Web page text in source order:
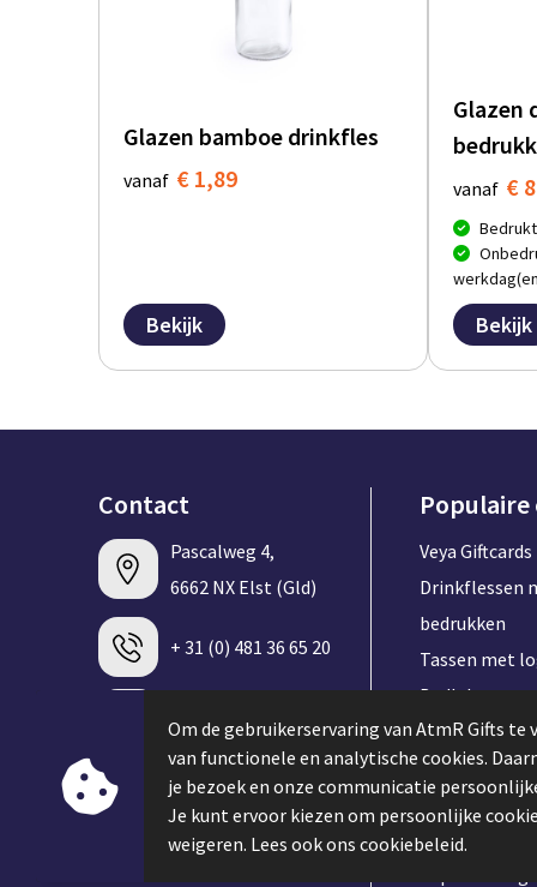
Glazen bamboe drinkfles
vanaf € 1,89
Bekijk
Glazen
vanaf €
Bekijk
Contact
Pascalweg 4,
6662 NX Elst (Gld)
+ 31 (0) 481 36 65 20
info@atmrgifts.nl
Contacteer ons
Veya Giftcards
Drinkflessen
bedrukken
Tassen met
Badlakens
bedrukken
T-shirt met
Speakers
Keycords
Om de gebruikerservaring van AtmR Gifts
van functionele en analytische cookies.
je bezoek en onze communicatie
Je kunt ervoor kiezen om persoonlijke
weigeren. Lees ook ons cookiebeleid.